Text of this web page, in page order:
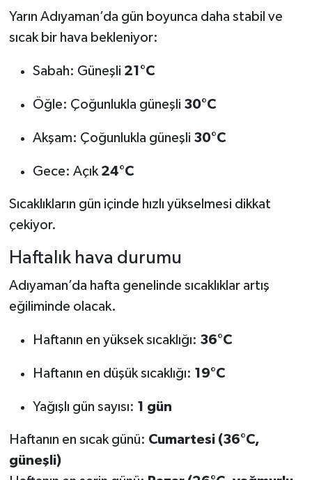
Yarın Adıyaman’da gün boyunca daha stabil ve
sıcak bir hava bekleniyor:
Sabah: Güneşli 21°C
Öğle: Çoğunlukla güneşli 30°C
Akşam: Çoğunlukla güneşli 30°C
Gece: Açık 24°C
Sıcaklıkların gün içinde hızlı yükselmesi dikkat
çekiyor.
Haftalık hava durumu
Adıyaman’da hafta genelinde sıcaklıklar artış
eğiliminde olacak.
Haftanın en yüksek sıcaklığı: 36°C
Haftanın en düşük sıcaklığı: 19°C
Yağışlı gün sayısı: 1 gün
Haftanın en sıcak günü: Cumartesi (36°C,
güneşli)